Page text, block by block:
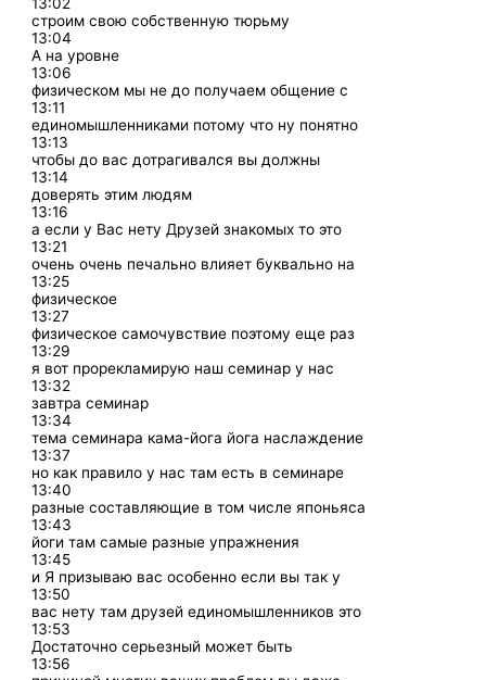
строим свою собственную тюрьму
13:04
А на уровне
13:06
физическом мы не до получаем общение с
13:11
единомышленниками потому что ну понятно
13:13
чтобы до вас дотрагивался вы должны
13:14
доверять этим людям
13:16
а если у Вас нету Друзей знакомых то это
13:21
очень очень печально влияет буквально на
13:25
физическое
13:27
физическое самочувствие поэтому еще раз
13:29
я вот прорекламирую наш семинар у нас
13:32
завтра семинар
13:34
тема семинара кама-йога йога наслаждение
13:37
но как правило у нас там есть в семинаре
13:40
разные составляющие в том числе японьяса
13:43
йоги там самые разные упражнения
13:45
и Я призываю вас особенно если вы так у
13:50
вас нету там друзей единомышленников это
13:53
Достаточно серьезный может быть
13:56